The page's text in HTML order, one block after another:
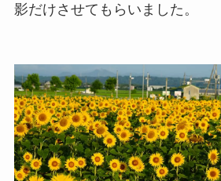
影だけさせてもらいました。